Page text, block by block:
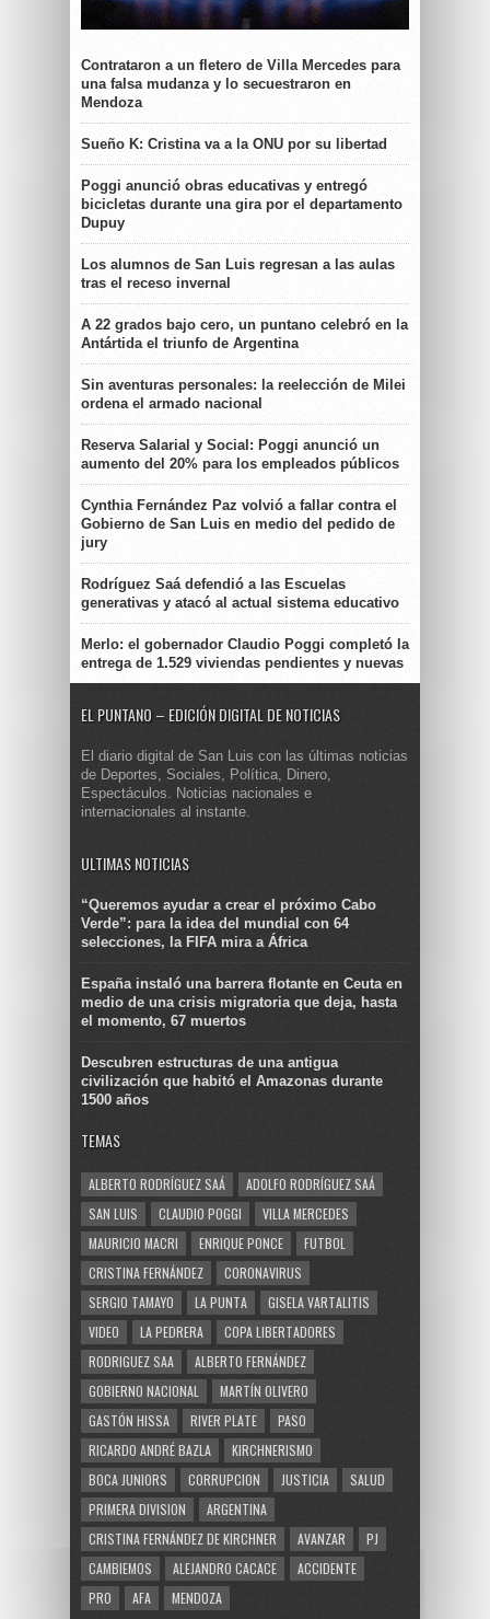
Contrataron a un fletero de Villa Mercedes para
una falsa mudanza y lo secuestraron en
Mendoza
Sueño K: Cristina va a la ONU por su libertad
Poggi anunció obras educativas y entregó
bicicletas durante una gira por el departamento
Dupuy
Los alumnos de San Luis regresan a las aulas
tras el receso invernal
A 22 grados bajo cero, un puntano celebró en la
Antártida el triunfo de Argentina
Sin aventuras personales: la reelección de Milei
ordena el armado nacional
Reserva Salarial y Social: Poggi anunció un
aumento del 20% para los empleados públicos
Cynthia Fernández Paz volvió a fallar contra el
Gobierno de San Luis en medio del pedido de
jury
Rodríguez Saá defendió a las Escuelas
generativas y atacó al actual sistema educativo
Merlo: el gobernador Claudio Poggi completó la
entrega de 1.529 viviendas pendientes y nuevas
EL PUNTANO – EDICIÓN DIGITAL DE NOTICIAS
El diario digital de San Luis con las últimas noticias
de Deportes, Sociales, Política, Dinero,
Espectáculos. Noticias nacionales e
internacionales al instante.
ULTIMAS NOTICIAS
“Queremos ayudar a crear el próximo Cabo
Verde”: para la idea del mundial con 64
selecciones, la FIFA mira a África
España instaló una barrera flotante en Ceuta en
medio de una crisis migratoria que deja, hasta
el momento, 67 muertos
Descubren estructuras de una antigua
civilización que habitó el Amazonas durante
1500 años
TEMAS
ALBERTO RODRÍGUEZ SAÁ
ADOLFO RODRÍGUEZ SAÁ
SAN LUIS
CLAUDIO POGGI
VILLA MERCEDES
MAURICIO MACRI
ENRIQUE PONCE
FUTBOL
CRISTINA FERNÁNDEZ
CORONAVIRUS
SERGIO TAMAYO
LA PUNTA
GISELA VARTALITIS
VIDEO
LA PEDRERA
COPA LIBERTADORES
RODRIGUEZ SAA
ALBERTO FERNÁNDEZ
GOBIERNO NACIONAL
MARTÍN OLIVERO
GASTÓN HISSA
RIVER PLATE
PASO
RICARDO ANDRÉ BAZLA
KIRCHNERISMO
BOCA JUNIORS
CORRUPCION JUSTICIA
SALUD
PRIMERA DIVISION
ARGENTINA
CRISTINA FERNÁNDEZ DE KIRCHNER
AVANZAR
PJ
CAMBIEMOS
ALEJANDRO CACACE
ACCIDENTE
PRO
AFA MENDOZA